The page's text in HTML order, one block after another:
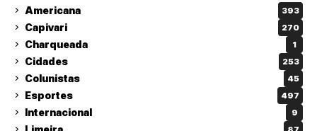
Americana 393
Capivari 270
Charqueada 1
Cidades 253
Colunistas 45
Esportes 497
Internacional 9